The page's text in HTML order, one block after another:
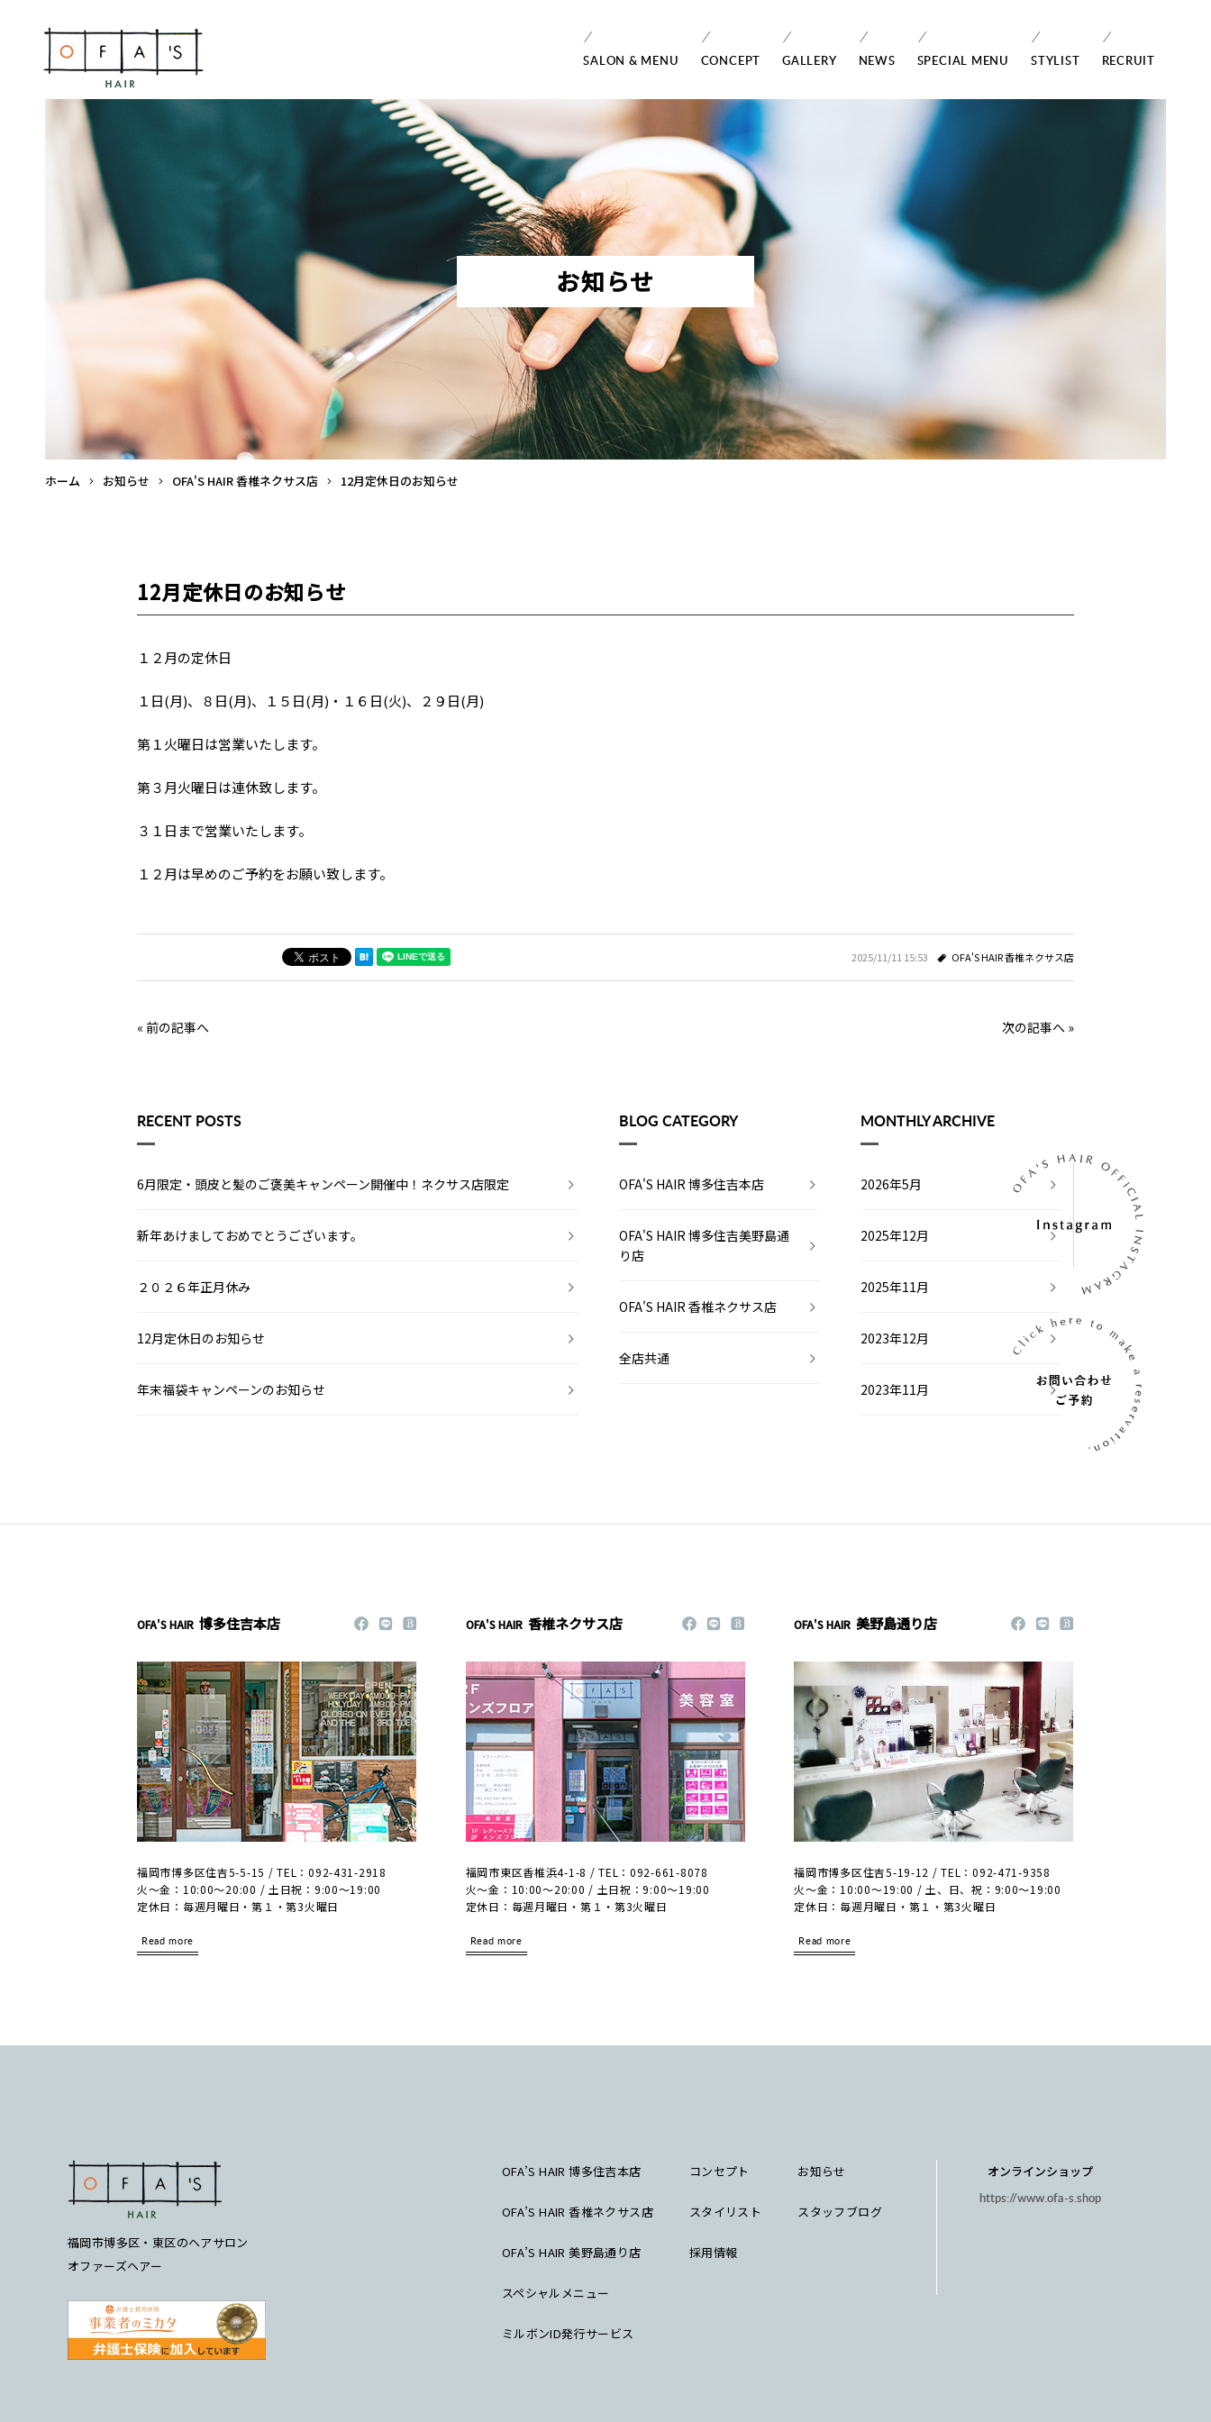
SALON & MENU CONCEPT GALLERY NEWS SPECIAL MENU STYLIST RECRUIT
お知らせ
ホーム お知らせ OFA'S HAIR 香椎ネクサス店 12月定休日のお知らせ
12月定休日のお知らせ
１２月の定休日
１日(月)、８日(月)、１５日(月)・１６日(火)、２９日(月)
第１火曜日は営業いたします。
第３月火曜日は連休致します。
３１日まで営業いたします。
１２月は早めのご予約をお願い致します。
2025/11/11 15:53 OFA'S HAIR 香椎ネクサス店
« 前の記事へ 次の記事へ »
RECENT POSTS
6月限定・頭皮と髪のご褒美キャンペーン開催中！ネクサス店限定
新年あけましておめでとうございます。
２０２６年正月休み
12月定休日のお知らせ
年末福袋キャンペーンのお知らせ
BLOG CATEGORY
OFA'S HAIR 博多住吉本店
OFA'S HAIR 博多住吉美野島通
り店
OFA'S HAIR 香椎ネクサス店
全店共通
MONTHLY ARCHIVE
2026年5月
2025年12月
2025年11月
2023年12月
2023年11月
2020年6月
2020年5月
OFA'S HAIR 博多住吉本店
福岡市博多区住吉5-5-15 / TEL：092-431-2918
火～金：10:00～20:00 / 土日祝：9:00～19:00
定休日：毎週月曜日・第１・第3火曜日
Read more
OFA'S HAIR 香椎ネクサス店
福岡市東区香椎浜4-1-8 / TEL：092-661-8078
火～金：10:00～20:00 / 土日祝：9:00～19:00
定休日：毎週月曜日・第１・第3火曜日
Read more
OFA'S HAIR 美野島通り店
福岡市博多区住吉5-19-12 / TEL：092-471-9358
火～金：10:00～19:00 / 土、日、祝：9:00～19:00
定休日：毎週月曜日・第１・第3火曜日
Read more
福岡市博多区・東区のヘアサロン
オファーズヘアー
OFA’S HAIR 博多住吉本店
OFA’S HAIR 香椎ネクサス店
OFA’S HAIR 美野島通り店
スペシャルメニュー
ミルボンID発行サービス
コンセプト
スタイリスト
採用情報
お知らせ
スタッフブログ
オンラインショップ
https://www.ofa-s.shop